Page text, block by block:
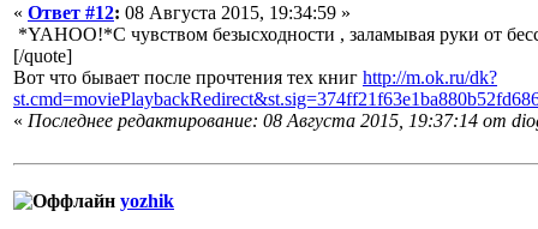
« Ответ #12: 08 Августа 2015, 19:34:59 »
*YAHOO!*С чувством безысходности , заламывая руки от
[/quote]
Вот что бывает после прочтения тех книг http://m.ok.ru/dk?
« Последнее редактирование: 08 Августа 2015, 19:37:14 от
yozhik